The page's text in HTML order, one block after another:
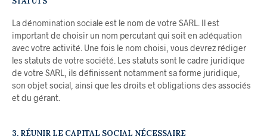
La dénomination sociale est le nom de votre SARL. Il est
important de choisir un nom percutant qui soit en adéquation
avec votre activité. Une fois le nom choisi, vous devrez rédiger
les statuts de votre société. Les statuts sont le cadre juridique
de votre SARL, ils définissent notamment sa forme juridique,
son objet social, ainsi que les droits et obligations des associés
et du gérant.
3. RÉUNIR LE CAPITAL SOCIAL NÉCESSAIRE